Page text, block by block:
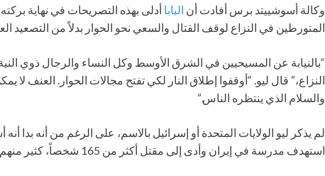
وكالة أسوشييتد برس أفادت أن البابا أدلى بهذه التصريحات في نهاية
المتورطين في النزاع لوقف القتال والسعي نحو الحوار بدلاً من التصعيد
“بالنيابة عن المسيحيين في الشرق الأوسط وكل النساء والرجال ذوي
النزاع،” قال ليو. “أوقفوا إطلاق النار لكي تفتح مجالات الحوار. العنف لا
والسلام الذي ينتظره الناس.”
لم يذكر ليو الولايات المتحدة أو إسرائيل بالاسم، على الرغم من أنه بدا
استهدف مدرسة في إيران وأدى إلى مقتل أكثر من 165 شخصاً، كثير منهم من الأطفال.